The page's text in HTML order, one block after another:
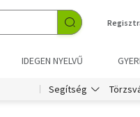
IDEGEN NYELVŰ
Segítség